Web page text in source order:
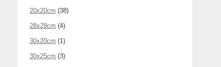
20x20cm (38)
28x28cm (4)
30x20cm (1)
30x25cm (3)